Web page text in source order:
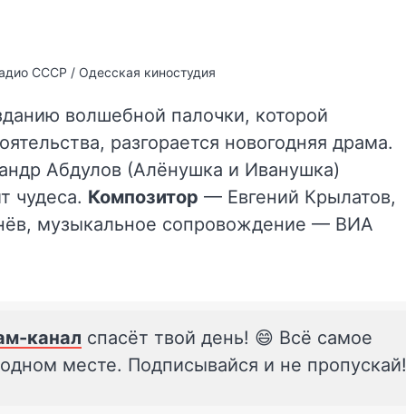
СССР / Одесская киностудия
волшебной палочки, которой
разгорается новогодняя драма.
Абдулов (Алёнушка и Иванушка)
чудеса. Композитор — Евгений Крылатов,
музыкальное сопровождение — ВИА
канал спасёт твой день! 😄 Всё самое
месте. Подписывайся и не пропускай!